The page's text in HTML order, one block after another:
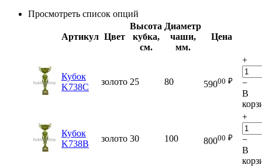
Просмотреть список опций
Артикул Цвет
Высота
кубка,
см.
Диаметр
чаши,
мм.
Цена
Кубок
K738C
золото 25 80 59000 ₽
+
−
В
Кубок
K738B
золото 30 100 80000 ₽
+
−
В